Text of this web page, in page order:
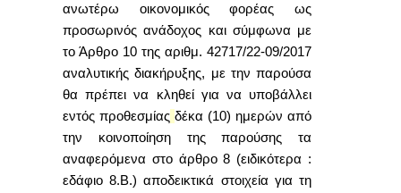
ανωτέρω οικονομικός φορέας ως
προσωρινός ανάδοχος και σύμφωνα με
το Άρθρο 10 της αριθμ. 42717/22-09/2017
αναλυτικής διακήρυξης, με την παρούσα
θα πρέπει να κληθεί για να υποβάλλει
εντός προθεσμίας δέκα (10) ημερών από
την κοινοποίηση της παρούσης τα
αναφερόμενα στο άρθρο 8 (ειδικότερα :
εδάφιο 8.Β.) αποδεικτικά στοιχεία για τη